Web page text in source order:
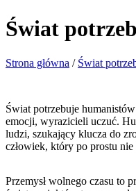
Świat
Strona główna / Świat
Świat potrzebuje
emocji, wyrazicieli uczuć.
ludzi, szukający klucza do
człowiek, który po prostu
Przemysł wolnego czasu to